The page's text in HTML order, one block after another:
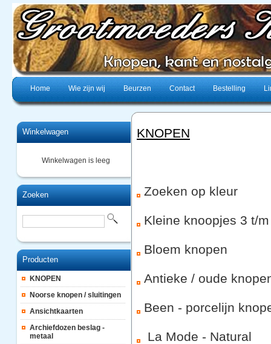
Home Wie zijn wij Beurzen Contact Bestelling
Winkelwagen
Winkelwagen is leeg
Zoeken
Producten
KNOPEN
Noorse knopen / sluitingen
Ansichtkaarten
Archiefdozen beslag -
metaal
KNOPEN
Zoeken op kleur
Kleine knoopjes 3 t/
Bloem knopen
Antieke / oude
Been - porcelijn
La Mode - Natural